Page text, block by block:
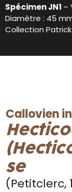
Spécimen JN1 –
Diamètre : 45
Collection
Callovien
se
(Petitclerc,